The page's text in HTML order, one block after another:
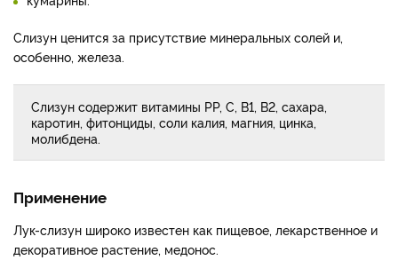
Слизун ценится за присутствие минеральных солей и,
особенно, железа.
Слизун содержит витамины РР, С, В1, В2, сахара,
каротин, фитонциды, соли калия, магния, цинка,
молибдена.
Применение
Лук-слизун широко известен как пищевое, лекарственное и
декоративное растение, медонос.